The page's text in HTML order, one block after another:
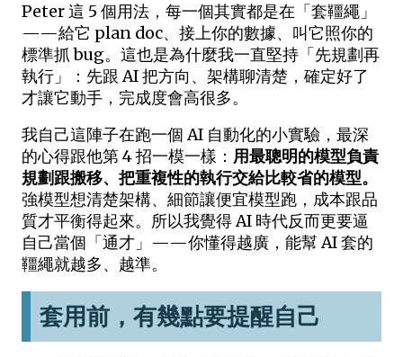
Peter 這 5 個用法，每一個其實都是在「套韁繩」
——給它 plan doc、接上你的數據、叫它照你的
標準抓 bug。這也是為什麼我一直堅持「先規劃再
執行」：先跟 AI 把方向、架構聊清楚，確定好了
才讓它動手，完成度會高很多。
我自己這陣子在跑一個 AI 自動化的小實驗，最深
的心得跟他第 4 招一模一樣： 用最聰明的模型負責
規劃跟搬移、把重複性的執行交給比較省的模型。
強模型想清楚架構、細節讓便宜模型跑，成本跟品
質才平衡得起來。所以我覺得 AI 時代反而更要逼
自己當個「通才」——你懂得越廣，能幫 AI 套的
韁繩就越多、越準。
套用前，有幾點要提醒自己